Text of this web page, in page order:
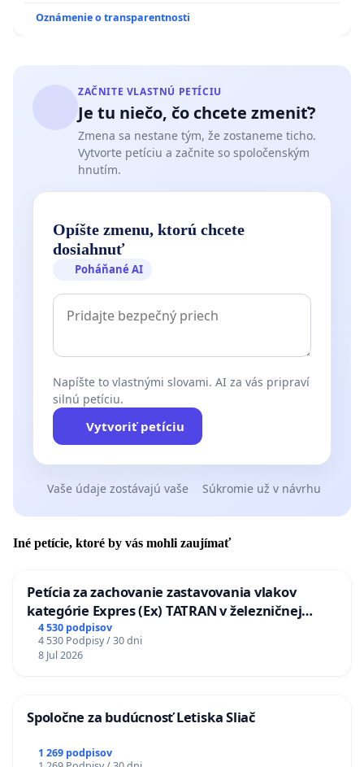
Oznámenie o transparentnosti
ZAČNITE VLASTNÚ PETÍCIU
Je tu niečo, čo chcete zmeniť?
Zmena sa nestane tým, že zostaneme ticho.
Vytvorte petíciu a začnite so spoločenským
hnutím.
Opíšte zmenu, ktorú chcete
dosiahnuť
Poháňané AI
Napíšte to vlastnými slovami. AI za vás pripraví
silnú petíciu.
Vytvoriť petíciu
Vaše údaje zostávajú vaše Súkromie už v návrhu
Iné petície, ktoré by vás mohli zaujímať
Petícia za zachovanie zastavovania vlakov
kategórie Expres (Ex) TATRAN v železničnej
stanici Púchov
4 530 podpisov
4 530 Podpisy / 30 dni
8 Jul 2026
Spoločne za budúcnosť Letiska Sliač
1 269 podpisov